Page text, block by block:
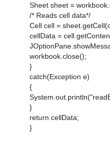
Sheet sheet =
/* Reads cell data*/
Cell cell =
cellData =
workbook.close();
}
catch(Exception e)
{
}
return cellData;
}